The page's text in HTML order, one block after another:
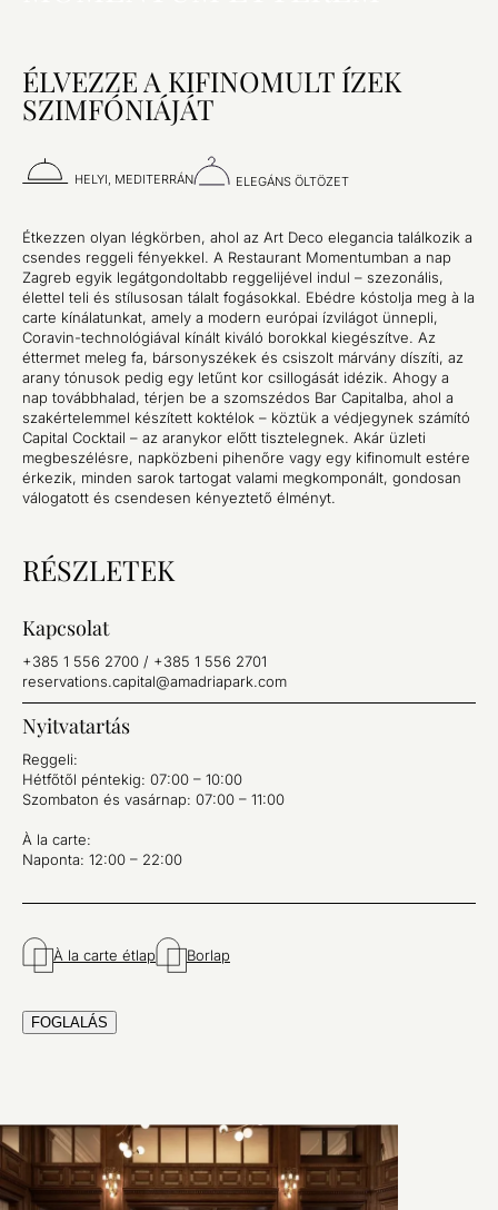
ÉLVEZZE A KIFINOMULT ÍZEK
SZIMFÓNIÁJÁT
HELYI, MEDITERRÁN ELEGÁNS ÖLTÖZET
Étkezzen olyan légkörben, ahol az Art Deco elegancia találkozik a
csendes reggeli fényekkel. A Restaurant Momentumban a nap
Zagreb egyik legátgondoltabb reggelijével indul – szezonális,
élettel teli és stílusosan tálalt fogásokkal. Ebédre kóstolja meg à la
carte kínálatunkat, amely a modern európai ízvilágot ünnepli,
Coravin-technológiával kínált kiváló borokkal kiegészítve. Az
éttermet meleg fa, bársonyszékek és csiszolt márvány díszíti, az
arany tónusok pedig egy letűnt kor csillogását idézik. Ahogy a
nap továbbhalad, térjen be a szomszédos Bar Capitalba, ahol a
szakértelemmel készített koktélok – köztük a védjegynek számító
Capital Cocktail – az aranykor előtt tisztelegnek. Akár üzleti
megbeszélésre, napközbeni pihenőre vagy egy kifinomult estére
érkezik, minden sarok tartogat valami megkomponált, gondosan
válogatott és csendesen kényeztető élményt.
RÉSZLETEK
Kapcsolat
+385 1 556 2700 / +385 1 556 2701
reservations.capital@amadriapark.com
Nyitvatartás
Reggeli:
Hétfőtől péntekig: 07:00 – 10:00
Szombaton és vasárnap: 07:00 – 11:00
À la carte:
Naponta: 12:00 – 22:00
À la carte étlap Borlap
FOGLALÁS